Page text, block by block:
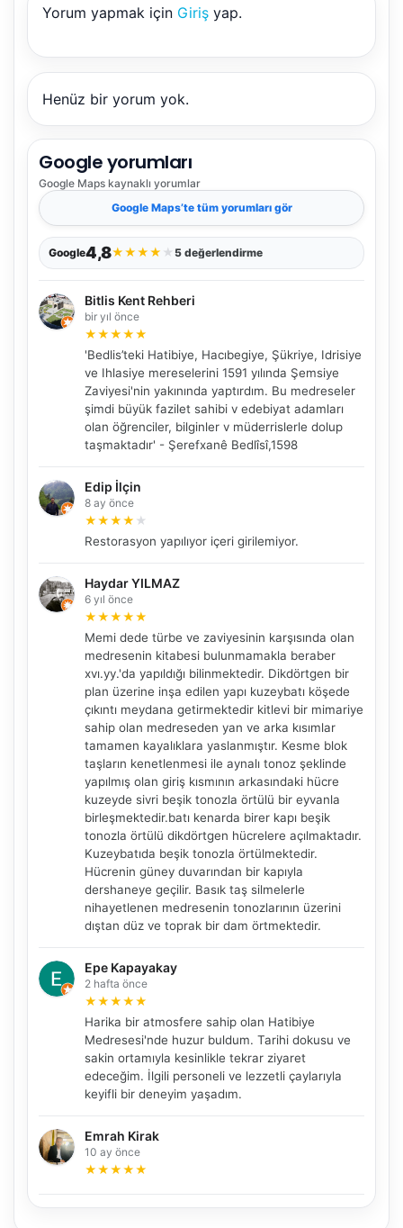
Yorum yapmak için Giriş yap.
Henüz bir yorum yok.
Google yorumları
Google Maps kaynaklı yorumlar
Google Maps’te tüm yorumları gör
Google4,8★★★★ ★ 5 değerlendirme
Bitlis Kent Rehberi
bir yıl önce
★★★★★
'Bedlis’teki Hatibiye, Hacıbegiye, Şükriye, Idrisiye
ve Ihlasiye mereselerini 1591 yılında Şemsiye
Zaviyesi'nin yakınında yaptırdım. Bu medreseler
şimdi büyük fazilet sahibi v edebiyat adamları
olan öğrenciler, bilginler v müderrislerle dolup
taşmaktadır' - Şerefxanê Bedlîsî,1598
Edip İlçin
8 ay önce
★★★★ ★
Restorasyon yapılıyor içeri girilemiyor.
Haydar YILMAZ
6 yıl önce
★★★★★
Memi dede türbe ve zaviyesinin karşısında olan
medresenin kitabesi bulunmamakla beraber
xvı.yy.'da yapıldığı bilinmektedir. Dikdörtgen bir
plan üzerine inşa edilen yapı kuzeybatı köşede
çıkıntı meydana getirmektedir kitlevi bir mimariye
sahip olan medreseden yan ve arka kısımlar
tamamen kayalıklara yaslanmıştır. Kesme blok
taşların kenetlenmesi ile aynalı tonoz şeklinde
yapılmış olan giriş kısmının arkasındaki hücre
kuzeyde sivri beşik tonozla örtülü bir eyvanla
birleşmektedir.batı kenarda birer kapı beşik
tonozla örtülü dikdörtgen hücrelere açılmaktadır.
Kuzeybatıda beşik tonozla örtülmektedir.
Hücrenin güney duvarından bir kapıyla
dershaneye geçilir. Basık taş silmelerle
nihayetlenen medresenin tonozlarının üzerini
dıştan düz ve toprak bir dam örtmektedir.
Epe Kapayakay
2 hafta önce
★★★★★
Harika bir atmosfere sahip olan Hatibiye
Medresesi'nde huzur buldum. Tarihi dokusu ve
sakin ortamıyla kesinlikle tekrar ziyaret
edeceğim. İlgili personeli ve lezzetli çaylarıyla
keyifli bir deneyim yaşadım.
Emrah Kirak
10 ay önce
★★★★★
NBY Akıllı Asistan
önerir.
🧭 Rehber
🏛️ Tarihi
🚶 Yürüyüş